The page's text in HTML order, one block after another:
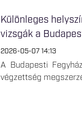
Különleges
vizsgák a
2026-05-07 14:13
A Budapesti
végzettség